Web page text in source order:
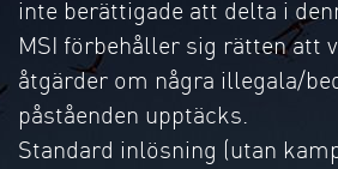
inte berättigade att delta i
MSI förbehåller sig rätten att
åtgärder om några illegala/
påståenden upptäcks.
Standard inlösning (utan